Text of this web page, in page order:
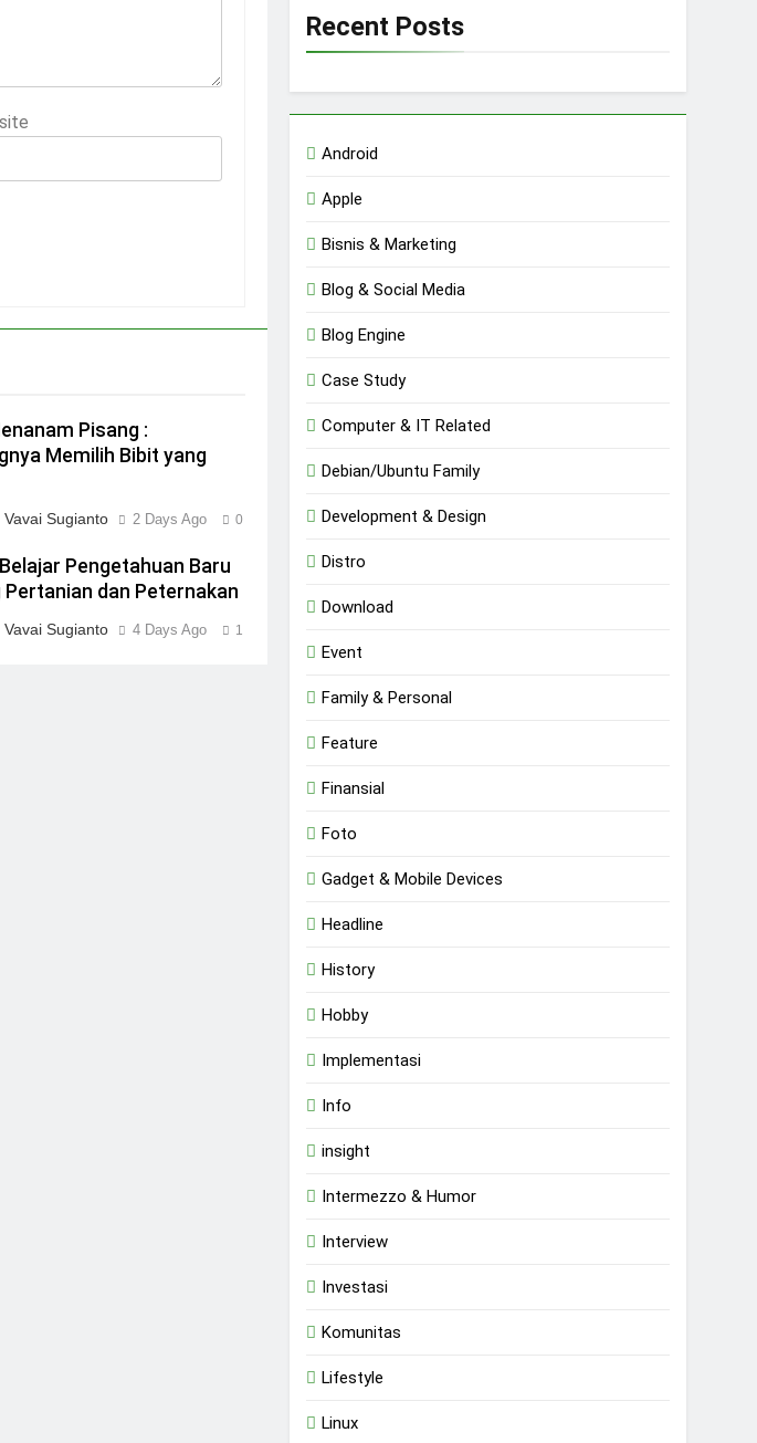
Pisang :
Memilih Bibit yang
Vavai Sugianto 2 Days Ago 0
Pengetahuan Baru
Pertanian dan Peternakan
Vavai Sugianto 4 Days Ago 1
Recent Posts
Android
Apple
Bisnis & Marketing
Blog & Social Media
Blog Engine
Case Study
Computer & IT Related
Debian/Ubuntu Family
Development & Design
Distro
Download
Event
Family & Personal
Feature
Finansial
Foto
Gadget & Mobile Devices
Headline
History
Hobby
Implementasi
Info
insight
Intermezzo & Humor
Interview
Investasi
Komunitas
Lifestyle
Linux